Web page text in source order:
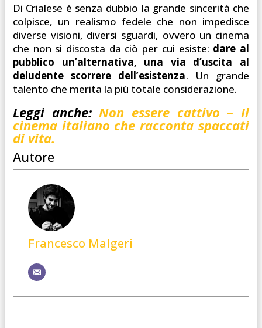
Di Crialese è senza dubbio la grande sincerità che
colpisce, un realismo fedele che non impedisce
diverse visioni, diversi sguardi, ovvero un cinema
che non si discosta da ciò per cui esiste: dare al
pubblico un’alternativa, una via d’uscita al
deludente scorrere dell’esistenza. Un grande
talento che merita la più totale considerazione.
Leggi anche: Non essere cattivo – Il
cinema italiano che racconta spaccati
di vita.
Autore
Francesco Malgeri